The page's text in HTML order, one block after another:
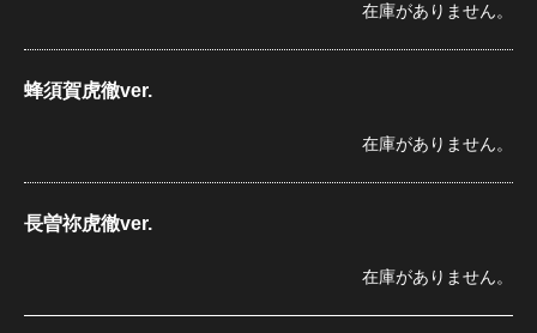
在庫がありません。
蜂須賀虎徹ver.
在庫がありません。
長曽祢虎徹ver.
在庫がありません。